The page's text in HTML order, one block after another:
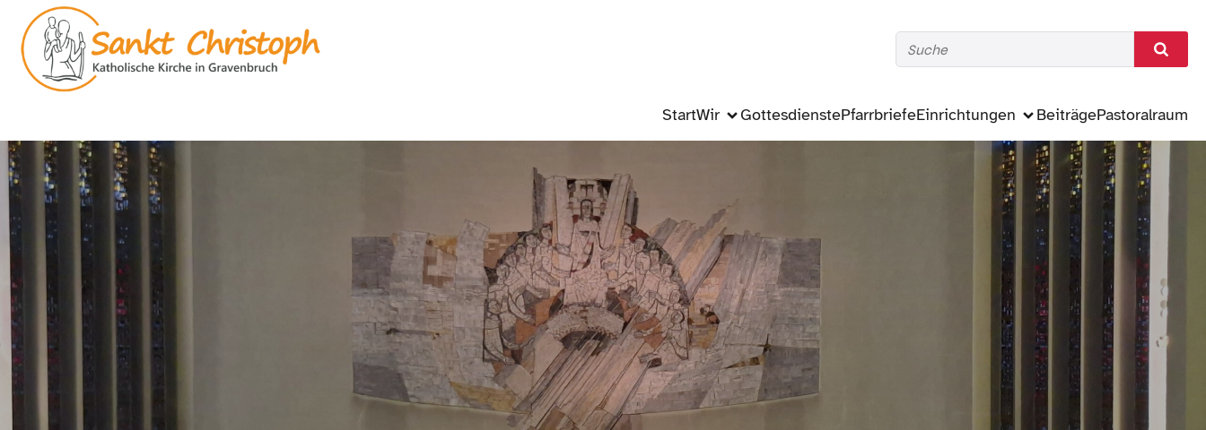
StartWir GottesdienstePfarrbriefeEinrichtungen BeiträgePastoralraum